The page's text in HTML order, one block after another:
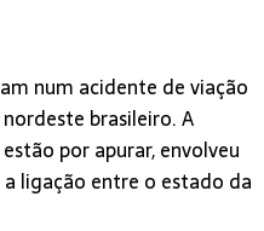
num acidente de viação
brasileiro. A
por apurar, envolveu
ligação entre o estado da